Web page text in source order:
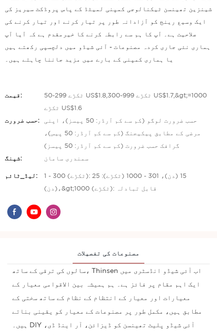
شینزین تھینسن ٹیکنالوجی کمپنی لمیٹڈ کے پاس پروڈکٹ سیریز کی
ایک وسیع رینج کو آزادانہ طور پر تیار کرنے اور تیار کرنے کی
صلاحیت ہے۔ آپ کا ہم سے رابطہ کرنے کا خیرمقدم ہے کہ آیا آپ
ہماری نئی جاری کردہ مصنوعات - آئی شیڈو میں دلچسپی رکھتے ہیں
یا ہماری کمپنی کے بارے میں مزید جاننا چاہتے ہیں۔
قیمت: 50-299 ٹکڑے US$1.8,300-999 ٹکڑے US$1.7,&gt;=1000
ٹکڑے US$1.6
حسب ضرورت: حسب ضرورت لوگو (کم سے کم آرڈر: 50 پیسز)، اپنی
مرضی کے مطابق پیکیجنگ (کم سے کم آرڈر: 50 پیس)،
گرافک حسب ضرورت (کم سے کم آرڈر: 50 پیسز)
شپنگ: سمندری سامان
لیڈ_ٹائم: 1 - 300 (ٹکڑے): 15 (دن)، 301 - 1000 (ٹکڑے): 25
(دن)،&gt;1000 (ٹکڑے): قابل تبادلہ
مصنوعات کی تفصیلات
سالوں کی ترقی کے ساتھ، Thinsen اب آئی شیڈو انڈسٹری میں
ایک اہم مقام پر فائز ہے۔ ہم ہمیشہ بین الاقوامی معیار کے
معیارات اور معیار کے انتظام کے نظام کے ساتھ سختی کے
مطابق ہیں، مکمل طور پر مصنوعات کے معیار کو یقینی بناتے
ہیں۔ DIY آئی شیڈو پلیٹ تھینسن کو ڈیزائن، آر اینڈ ڈی،